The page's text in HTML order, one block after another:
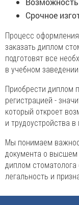
Срочное
Процесс
заказать диплом
подготовят все
в учебном
Приобрести диплом
регистрацией -
который откроет
и трудоустройства
Мы понимаем
документа о высшем
диплом
легальность и